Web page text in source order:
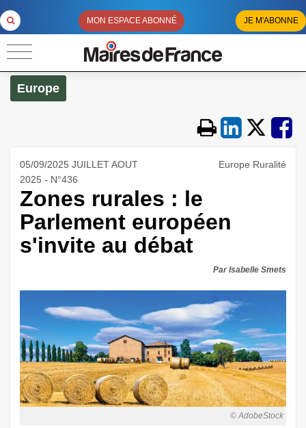
MON ESPACE ABONNÉ JE M'ABONNE
Europe
05/09/2025 JUILLET AOUT
2025 - N°436
Europe Ruralité
Zones rurales : le
Parlement européen
s'invite au débat
Par Isabelle Smets
© AdobeStock